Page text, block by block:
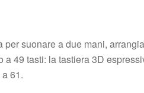
suonare a due mani,
49 tasti: la tastiera 3D
61.